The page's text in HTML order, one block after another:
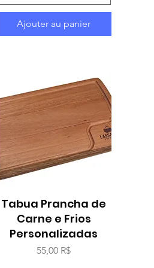
Ajouter au panier
Aperçu rapide
Tabua Prancha de
Carne e Frios
Personalizadas
Prix
55,00 R$